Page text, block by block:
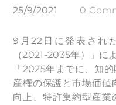
25/9/2021 0
9月22日に発表され
（2021-2035年）」に
「2025年までに、知
産権の保護と市場価値
向上、特許集約型産業